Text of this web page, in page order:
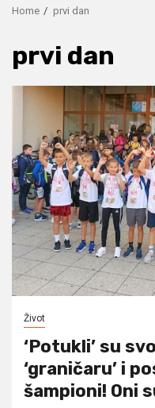
Home prvi dan
prvi dan
Život
‘Potukli’ su
‘graničaru’ i
šampioni! Oni